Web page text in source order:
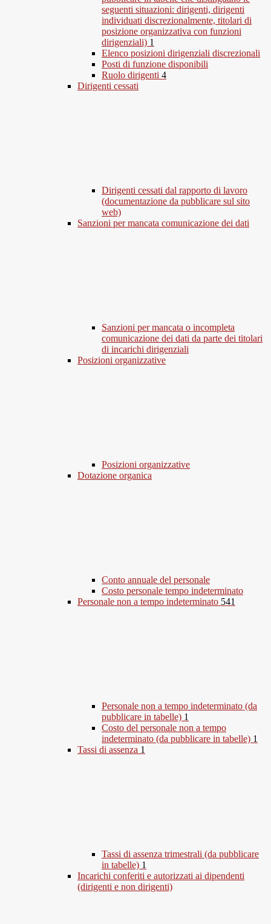
seguenti situazioni: dirigenti, dirigenti
individuati discrezionalmente, titolari di
posizione organizzativa con funzioni
dirigenziali) 1
Elenco posizioni dirigenziali discrezionali
Posti di funzione disponibili
Ruolo dirigenti 4
Dirigenti cessati
Dirigenti cessati dal rapporto di lavoro
(documentazione da pubblicare sul sito
web)
Sanzioni per mancata comunicazione dei dati
Sanzioni per mancata o incompleta
comunicazione dei dati da parte dei titolari
di incarichi dirigenziali
Posizioni organizzative
Posizioni organizzative
Dotazione organica
Conto annuale del personale
Costo personale tempo indeterminato
Personale non a tempo indeterminato 541
Personale non a tempo indeterminato (da
pubblicare in tabelle) 1
Costo del personale non a tempo
indeterminato (da pubblicare in tabelle) 1
Tassi di assenza 1
Tassi di assenza trimestrali (da pubblicare
in tabelle) 1
Incarichi conferiti e autorizzati ai dipendenti
(dirigenti e non dirigenti)